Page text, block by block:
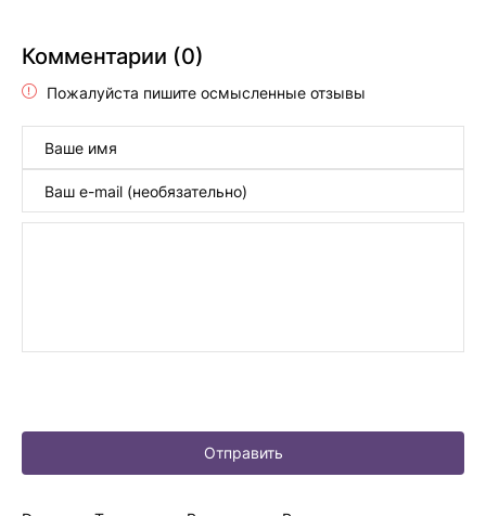
Комментарии (0)
Пожалуйста пишите осмысленные отзывы
Отправить